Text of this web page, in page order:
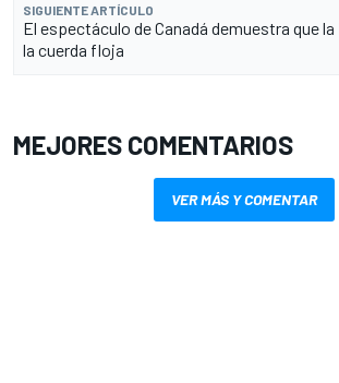
SIGUIENTE ARTÍCULO
El espectáculo de Canadá demuestra que
la cuerda floja
MEJORES COMENTARIOS
VER MÁS Y COMENTAR